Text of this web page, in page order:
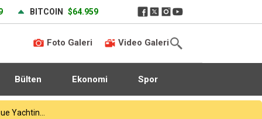
BITCOIN $64.959
Foto Galeri Video Galeri
Bülten Ekonomi Spor